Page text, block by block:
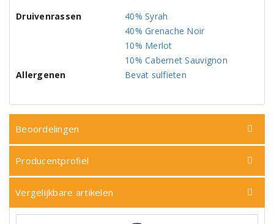
Druivenrassen
40% Syrah
40% Grenache Noir
10% Merlot
10% Cabernet Sauvignon
Allergenen
Bevat sulfieten
Beoordelingen
Producentprofiel
Vergelijkbare artikelen